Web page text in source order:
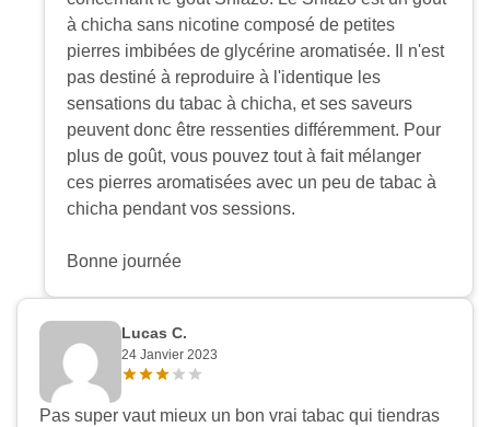
à chicha sans nicotine composé de petites
pierres imbibées de glycérine aromatisée. Il n'est
pas destiné à reproduire à l'identique les
sensations du tabac à chicha, et ses saveurs
peuvent donc être ressenties différemment. Pour
plus de goût, vous pouvez tout à fait mélanger
ces pierres aromatisées avec un peu de tabac à
chicha pendant vos sessions.
Bonne journée
Lucas C.
24 Janvier 2023
Pas super vaut mieux un bon vrai tabac qui tiendras